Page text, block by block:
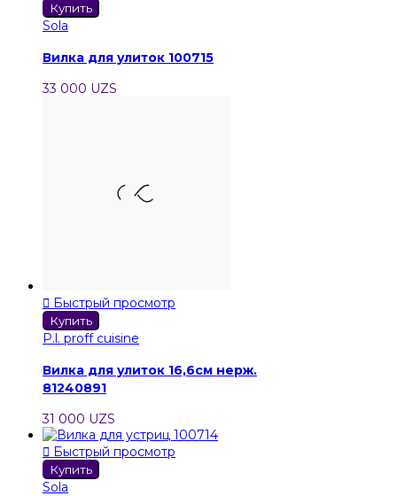
Купить
Sola
Вилка для улиток 100715
33 000 UZS
 Быстрый просмотр
Купить
P.l. proff cuisine
Вилка для улиток 16,6см нерж.
81240891
31 000 UZS
 Быстрый просмотр
Купить
Sola